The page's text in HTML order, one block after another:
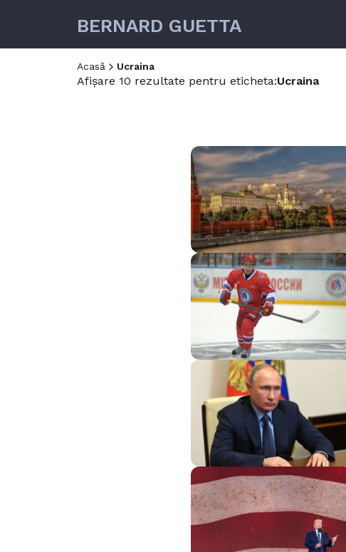
BERNARD GUETTA
Acasă Ucraina
Afișare 10 rezultate pentru eticheta:Ucraina